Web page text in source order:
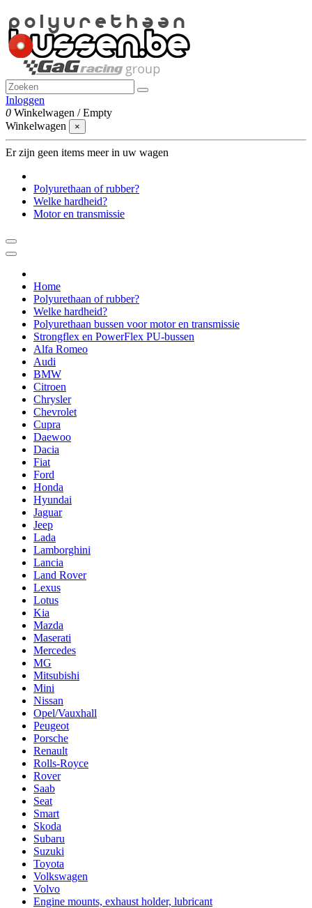
Inloggen
0 Winkelwagen /Empty
Winkelwagen
×
Er zijn geen items meer in uw wagen
Polyurethaan of rubber?
Welke hardheid?
Motor en transmissie
Home
Polyurethaan of rubber?
Welke hardheid?
Polyurethaan bussen voor motor en transmissie
Strongflex en PowerFlex PU-bussen
Alfa Romeo
Audi
BMW
Citroen
Chrysler
Chevrolet
Cupra
Daewoo
Dacia
Fiat
Ford
Honda
Hyundai
Jaguar
Jeep
Lada
Lamborghini
Lancia
Land Rover
Lexus
Lotus
Kia
Mazda
Maserati
Mercedes
MG
Mitsubishi
Mini
Nissan
Opel/Vauxhall
Peugeot
Porsche
Renault
Rolls-Royce
Rover
Saab
Seat
Smart
Skoda
Subaru
Suzuki
Toyota
Volkswagen
Volvo
Engine mounts, exhaust holder, lubricant